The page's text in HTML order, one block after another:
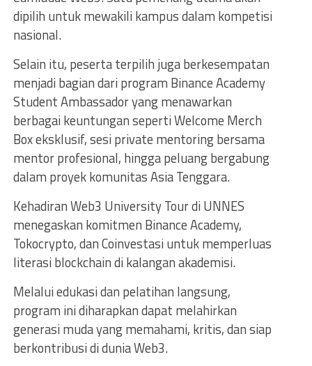
dipilih untuk mewakili kampus dalam kompetisi
nasional.
Selain itu, peserta terpilih juga berkesempatan
menjadi bagian dari program Binance Academy
Student Ambassador yang menawarkan
berbagai keuntungan seperti Welcome Merch
Box eksklusif, sesi private mentoring bersama
mentor profesional, hingga peluang bergabung
dalam proyek komunitas Asia Tenggara.
Kehadiran Web3 University Tour di UNNES
menegaskan komitmen Binance Academy,
Tokocrypto, dan Coinvestasi untuk memperluas
literasi blockchain di kalangan akademisi.
Melalui edukasi dan pelatihan langsung,
program ini diharapkan dapat melahirkan
generasi muda yang memahami, kritis, dan siap
berkontribusi di dunia Web3.